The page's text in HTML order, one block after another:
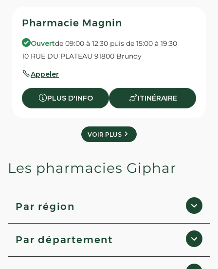
Pharmacie Magnin
Ouvertde 09:00 à 12:30 puis de 15:00 à 19:30
10 RUE DU PLATEAU 91800 Brunoy
Appeler
PLUS D'INFO ITINÉRAIRE
VOIR PLUS
Les pharmacies Giphar
Par région
Pays de la Loire
Par département